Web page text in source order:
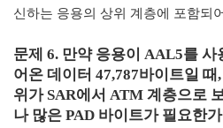
신하는 응용의 상위 계층에 포함되
문제 6. 만약 응용이 AAL5를 사
어온 데이터 47,787바이트일 때,
위가 SAR에서 ATM 계층으로
나 많은 PAD 바이트가 필요한가